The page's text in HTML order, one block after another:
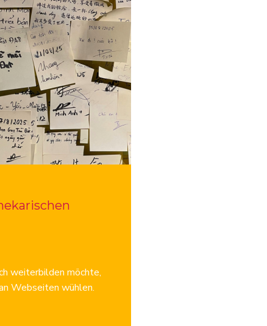
weiterbilden möchte,
Webseiten wühlen.